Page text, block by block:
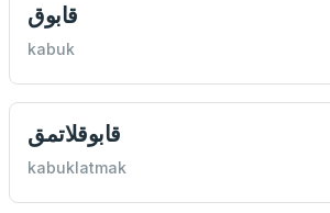
قابوق
kabuk
قابوقلاتمق
kabuklatmak